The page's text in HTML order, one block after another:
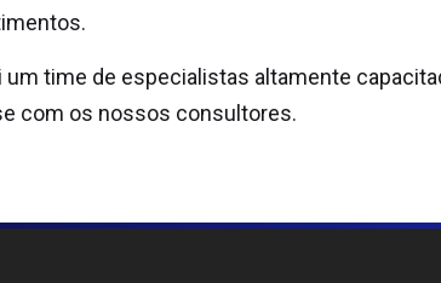
um time de especialistas altamente
com os nossos consultores.